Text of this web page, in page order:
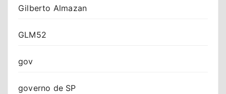
Gilberto Almazan
GLM52
gov
governo de SP